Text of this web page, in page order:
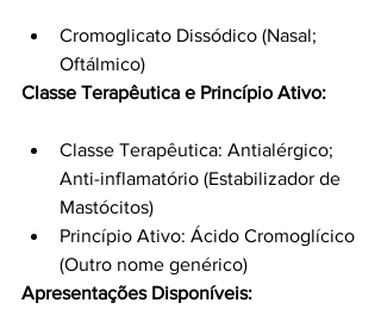
Cromoglicato Dissódico (Nasal;
Oftálmico)
Classe Terapêutica e Princípio Ativo:
Classe Terapêutica: Antialérgico;
Anti-inflamatório (Estabilizador de
Mastócitos)
Princípio Ativo: Ácido Cromoglícico
(Outro nome genérico)
Apresentações Disponíveis: